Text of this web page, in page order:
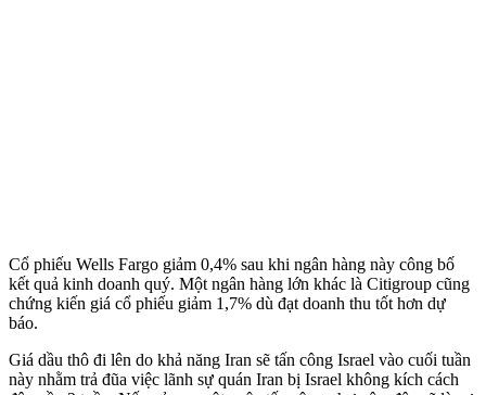
Cổ phiếu Wells Fargo giảm 0,4% sau khi ngân hàng này công bố
kết quả kinh doanh quý. Một ngân hàng lớn khác là Citigroup cũng
chứng kiến giá cổ phiếu giảm 1,7% dù đạt doanh thu tốt hơn dự
báo.
Giá dầu thô đi lên do khả năng Iran sẽ tấn công Israel vào cuối tuần
này nhằm trả đũa việc lãnh sự quán Iran bị Israel không kích cách